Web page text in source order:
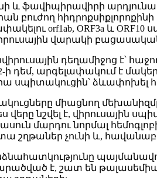
և ֆավիպիրավիրի
բուժող հիդրոքսիքլորոքինի
orf1ab, ORF3a և
վարակի
դեղամիջոց է՝
2-ի դեմ, արգելափակում է
սպիտակուցին՝ ձևափոխել
միացնող
նշվել է, վիրուսային
մարդու նորմալ
շղթաներ չունի և,
է, շատ են